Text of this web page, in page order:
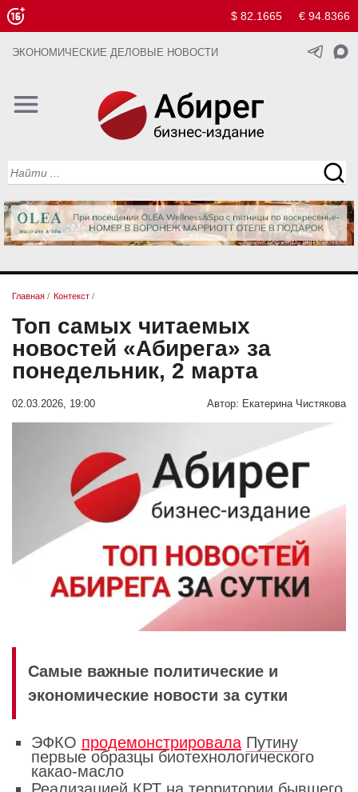
$ 82.1665 € 94.8366
ЭКОНОМИЧЕСКИЕ ДЕЛОВЫЕ НОВОСТИ
Главная / Контекст /
Топ самых читаемых
новостей «Абирега» за
понедельник, 2 марта
02.03.2026, 19:00 Автор: Екатерина Чистякова
Самые важные политические и
экономические новости за сутки
ЭФКО продемонстрировала Путину
первые образцы биотехнологического
какао-масло